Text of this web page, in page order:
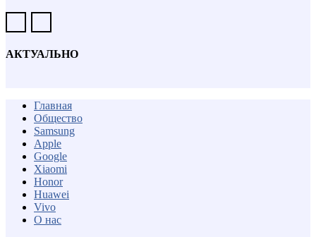
АКТУАЛЬНО
Главная
Общество
Samsung
Apple
Google
Xiaomi
Honor
Huawei
Vivo
О нас